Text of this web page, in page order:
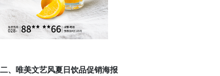
二、唯美文艺风夏日饮品促销海报